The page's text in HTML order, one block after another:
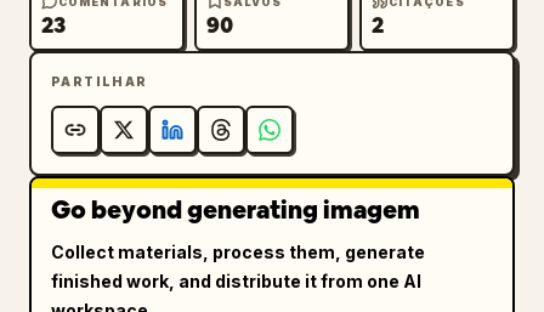
23 90 2
PARTILHAR
Go beyond generating imagem
Collect materials, process them, generate
finished work, and distribute it from one AI